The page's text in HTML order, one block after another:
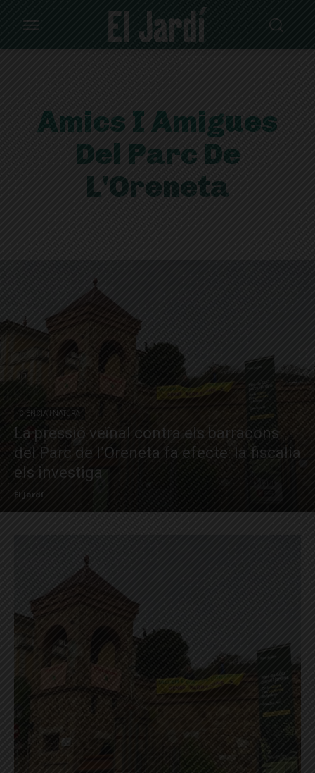
Amics I Amigues
Del Parc De
L'Oreneta
CIÈNCIA I NATURA
La pressió veïnal contra els barracons
del Parc de l’Oreneta fa efecte: la fiscalia
els investiga
El Jardí